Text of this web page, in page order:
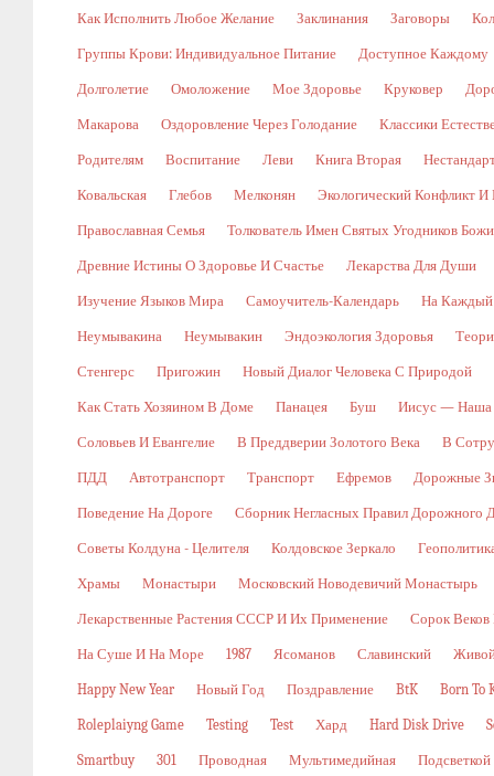
Как Исполнить Любое Желание Заклинания Заговоры
Группы Крови: Индивидуальное Питание Доступное Каждому
Долголетие Омоложение Мое Здоровье Круковер
Макарова Оздоровление Через Голодание Классики
Родителям Воспитание Леви Книга Вторая
Ковальская Глебов Мелконян Экологический Конфликт
Православная Семья Толкователь Имен Святых Угодников
Древние Истины О Здоровье И Счастье Лекарства Для Души
Изучение Языков Мира Самоучитель-Календарь На Каждый
Неумывакина Неумывакин Эндоэкология Здоровья
Стенгерс Пригожин Новый Диалог Человека С Природой
Как Стать Хозяином В Доме Панацея Буш Иисус — Наша
Соловьев И Евангелие В Преддверии Золотого Века В
ПДД Автотранспорт Транспорт Ефремов Дорожные
Поведение На Дороге Сборник Негласных Правил Дорожного
Советы Колдуна - Целителя Колдовское Зеркало
Храмы Монастыри Московский Новодевичий Монастырь
Лекарственные Растения СССР И Их Применение Сорок Веков
На Суше И На Море 1987 Ясоманов Славинский
Happy New Year Новый Год Поздравление BtK Born To
Roleplaiyng Game Testing Test Хард Hard Disk Drive
Smartbuy 301 Проводная Мультимедийная Подсветкой